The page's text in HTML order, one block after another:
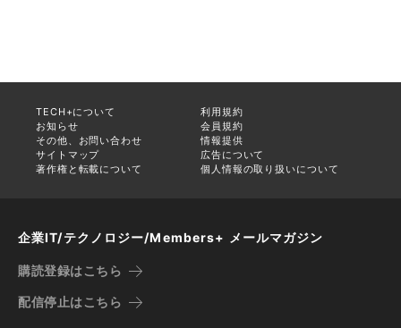
TECH+について
利用規約
お知らせ
会員規約
その他、お問い合わせ
情報提供
サイトマップ
広告について
著作権と転載について
個人情報の取り扱いについて
企業IT/テクノロジー/Members+ メールマガジン
購読登録はこちら
配信停止はこちら